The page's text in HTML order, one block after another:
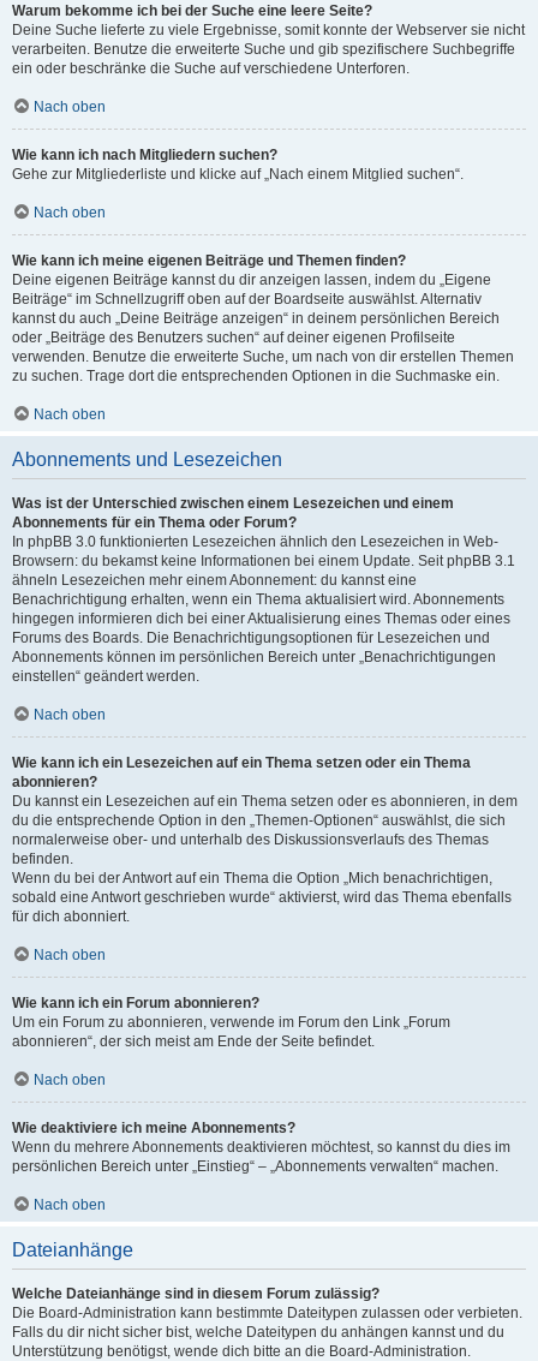
Warum bekomme ich bei der Suche eine leere Seite?
Deine Suche lieferte zu viele Ergebnisse, somit konnte der Webserver sie nicht
verarbeiten. Benutze die erweiterte Suche und gib spezifischere Suchbegriffe
ein oder beschränke die Suche auf verschiedene Unterforen.
Nach oben
Wie kann ich nach Mitgliedern suchen?
Gehe zur Mitgliederliste und klicke auf „Nach einem Mitglied suchen“.
Nach oben
Wie kann ich meine eigenen Beiträge und Themen finden?
Deine eigenen Beiträge kannst du dir anzeigen lassen, indem du „Eigene
Beiträge“ im Schnellzugriff oben auf der Boardseite auswählst. Alternativ
kannst du auch „Deine Beiträge anzeigen“ in deinem persönlichen Bereich
oder „Beiträge des Benutzers suchen“ auf deiner eigenen Profilseite
verwenden. Benutze die erweiterte Suche, um nach von dir erstellen Themen
zu suchen. Trage dort die entsprechenden Optionen in die Suchmaske ein.
Nach oben
Abonnements und Lesezeichen
Was ist der Unterschied zwischen einem Lesezeichen und einem
Abonnements für ein Thema oder Forum?
In phpBB 3.0 funktionierten Lesezeichen ähnlich den Lesezeichen in Web-
Browsern: du bekamst keine Informationen bei einem Update. Seit phpBB 3.1
ähneln Lesezeichen mehr einem Abonnement: du kannst eine
Benachrichtigung erhalten, wenn ein Thema aktualisiert wird. Abonnements
hingegen informieren dich bei einer Aktualisierung eines Themas oder eines
Forums des Boards. Die Benachrichtigungsoptionen für Lesezeichen und
Abonnements können im persönlichen Bereich unter „Benachrichtigungen
einstellen“ geändert werden.
Nach oben
Wie kann ich ein Lesezeichen auf ein Thema setzen oder ein Thema
abonnieren?
Du kannst ein Lesezeichen auf ein Thema setzen oder es abonnieren, in dem
du die entsprechende Option in den „Themen-Optionen“ auswählst, die sich
normalerweise ober- und unterhalb des Diskussionsverlaufs des Themas
befinden.
Wenn du bei der Antwort auf ein Thema die Option „Mich benachrichtigen,
sobald eine Antwort geschrieben wurde“ aktivierst, wird das Thema ebenfalls
für dich abonniert.
Nach oben
Wie kann ich ein Forum abonnieren?
Um ein Forum zu abonnieren, verwende im Forum den Link „Forum
abonnieren“, der sich meist am Ende der Seite befindet.
Nach oben
Wie deaktiviere ich meine Abonnements?
Wenn du mehrere Abonnements deaktivieren möchtest, so kannst du dies im
persönlichen Bereich unter „Einstieg“ – „Abonnements verwalten“ machen.
Nach oben
Dateianhänge
Welche Dateianhänge sind in diesem Forum zulässig?
Die Board-Administration kann bestimmte Dateitypen zulassen oder verbieten.
Falls du dir nicht sicher bist, welche Dateitypen du anhängen kannst und du
Unterstützung benötigst, wende dich bitte an die Board-Administration.